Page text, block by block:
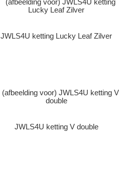
JWLS4U ketting Lucky Leaf Zilver
JWLS4U ketting V double